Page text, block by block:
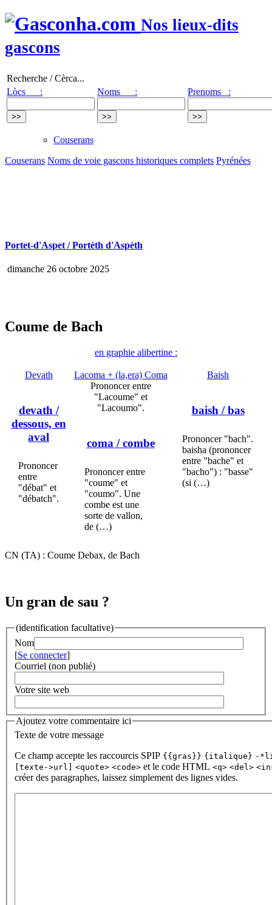
Nos lieux-dits
gascons
Recherche / Cèrca...
Lòcs :
Noms : Prenoms :
Couserans
Couserans Noms de voie gascons historiques complets Pyrénées
Portet-d'Aspet / Portèth d'Aspèth
dimanche 26 octobre 2025
Coume de Bach
en graphie alibertine :
Devath
devath /
dessous, en
aval
Prononcer
entre
"débat" et
"débatch".
Lacoma + (la,era) Coma
Prononcer entre
"Lacoume" et
"Lacoumo".
coma / combe
Prononcer entre
"coume" et
"coumo". Une
combe est une
sorte de vallon,
de (…)
Baish
baish / bas
Prononcer "bach".
baisha (prononcer
entre "bache" et
"bacho") : "basse"
(si (…)
CN (TA) : Coume Debax, de Bach
Un gran de sau ?
(identification facultative)
Nom
[Se connecter]
Courriel (non publié)
Votre site web
Ajoutez votre commentaire ici
Texte de votre message
Ce champ accepte les raccourcis SPIP {{gras}} {italique} -
[texte->url]
<quote> <code> et le code HTML <q> <del>
créer des paragraphes, laissez simplement des lignes vides.